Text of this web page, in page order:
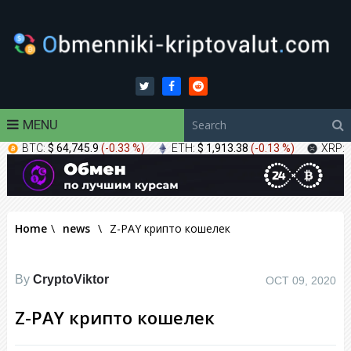
MENU
BTC: $ 64,745.9 (-0.33 %) ETH: $ 1,913.38 (-0.13 %) XRP:
Home \ news \ Z-PAY крипто кошелек
By CryptoViktor OCT 09, 2020
Z-PAY крипто кошелек